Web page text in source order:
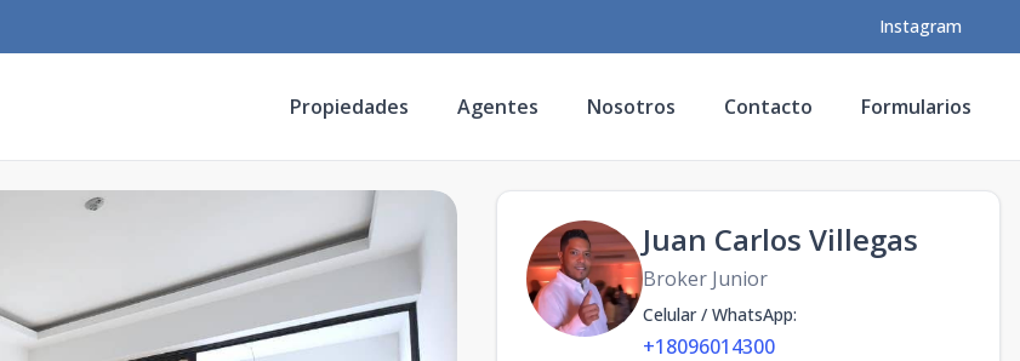
Instagram
Propiedades Agentes Nosotros Contacto Formularios
Juan Carlos Villegas
Broker Junior
Celular / WhatsApp:
+18096014300